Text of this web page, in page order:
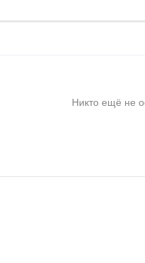
Никто ещё не